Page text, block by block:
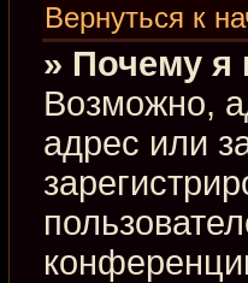
Вернуться к
» Почему я
Возможно,
адрес или